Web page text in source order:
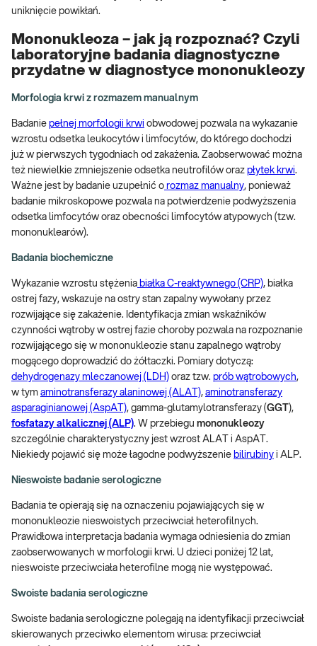
uniknięcie powikłań.
Mononukleoza – jak ją rozpoznać? Czyli
laboratoryjne badania diagnostyczne
przydatne w diagnostyce mononukleozy
Morfologia krwi z rozmazem manualnym
Badanie pełnej morfologii krwi obwodowej pozwala na wykazanie
wzrostu odsetka leukocytów i limfocytów, do którego dochodzi
już w pierwszych tygodniach od zakażenia. Zaobserwować można
też niewielkie zmniejszenie odsetka neutrofilów oraz płytek krwi.
Ważne jest by badanie uzupełnić o rozmaz manualny, ponieważ
badanie mikroskopowe pozwala na potwierdzenie podwyższenia
odsetka limfocytów oraz obecności limfocytów atypowych (tzw.
mononuklearów).
Badania biochemiczne
Wykazanie wzrostu stężenia białka C-reaktywnego (CRP), białka
ostrej fazy, wskazuje na ostry stan zapalny wywołany przez
rozwijające się zakażenie. Identyfikacja zmian wskaźników
czynności wątroby w ostrej fazie choroby pozwala na rozpoznanie
rozwijającego się w mononukleozie stanu zapalnego wątroby
mogącego doprowadzić do żółtaczki. Pomiary dotyczą:
dehydrogenazy mleczanowej (LDH) oraz tzw. prób wątrobowych,
w tym aminotransferazy alaninowej (ALAT), aminotransferazy
asparaginianowej (AspAT), gamma-glutamylotransferazy (GGT ),
fosfatazy alkalicznej (ALP). W przebiegu mononukleozy
szczególnie charakterystyczny jest wzrost ALAT i AspAT.
Niekiedy pojawić się może łagodne podwyższenie bilirubiny i ALP.
Nieswoiste badanie serologiczne
Badania te opierają się na oznaczeniu pojawiających się w
mononukleozie nieswoistych przeciwciał heterofilnych.
Prawidłowa interpretacja badania wymaga odniesienia do zmian
zaobserwowanych w morfologii krwi. U dzieci poniżej 12 lat,
nieswoiste przeciwciała heterofilne mogą nie występować.
Swoiste badania serologiczne
Swoiste badania serologiczne polegają na identyfikacji przeciwciał
skierowanych przeciwko elementom wirusa: przeciwciał